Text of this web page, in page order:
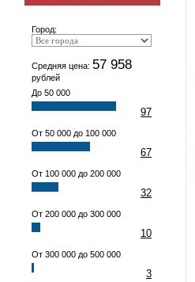
Город:
Средняя цена: 57 958
рублей
До 50 000
97
От 50 000 до 100 000
67
От 100 000 до 200 000
32
От 200 000 до 300 000
10
От 300 000 до 500 000
3